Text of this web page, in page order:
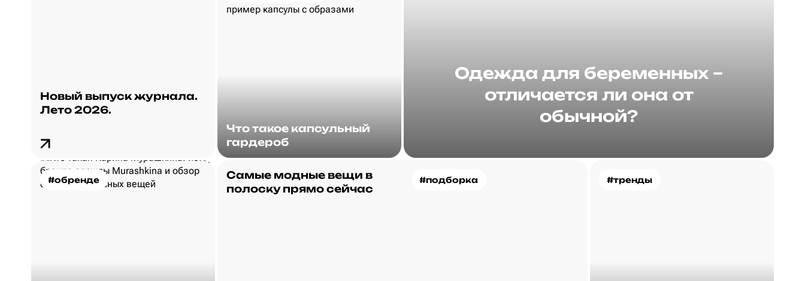
Новый выпуск журнала.
Лето 2026.
Одежда для беременных –
отличается ли она от
обычной?
Что такое капсульный
гардероб
#обренде #подборка
Самые модные вещи в
полоску прямо сейчас
#тренды